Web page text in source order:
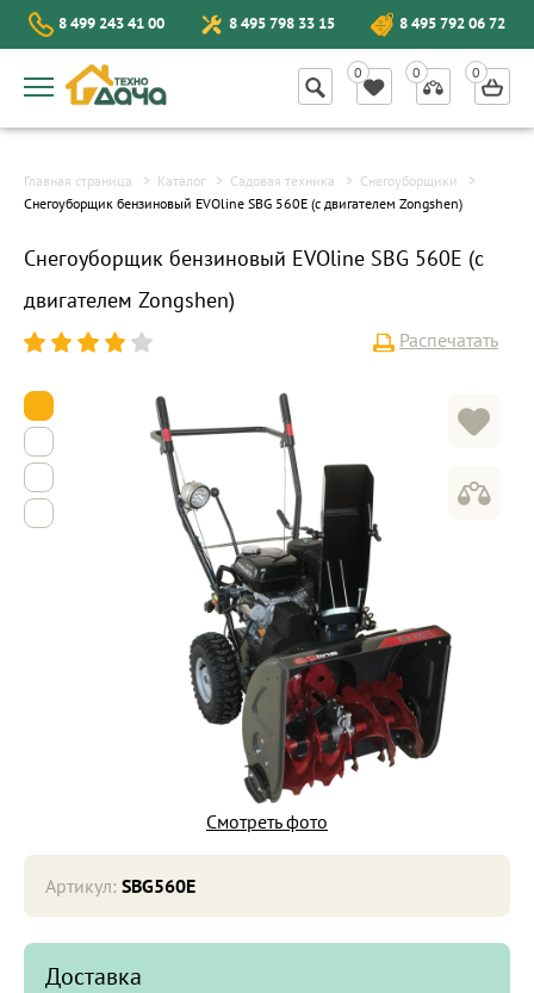
8 499 243 41 00 8 495 798 33 15 8 495 792 06 72
Главная страница Каталог Садовая техника
Снегоуборщики
Снегоуборщик бензиновый EVOline SBG 560E (с двигателем Zongshen)
Снегоуборщик бензиновый EVOline SBG 560E (с
двигателем Zongshen)
Распечатать
Смотреть фото
Артикул: SBG560E
Доставка